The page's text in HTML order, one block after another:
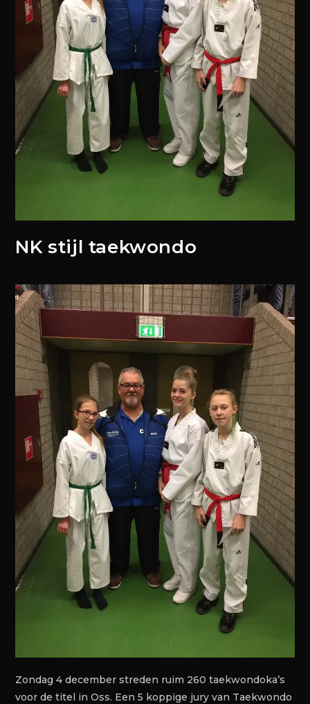
NK stijl taekwondo
Zondag 4 december streden ruim 260 taekwondoka’s
voor de titel in Oss. Een 5 koppige jury van Taekwondo